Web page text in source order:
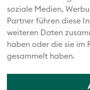
soziale Medien,
Partner führen diese
weiteren Daten
haben oder die sie im
gesammelt haben.